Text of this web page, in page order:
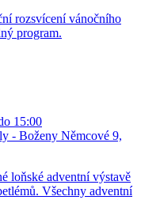
rozsvícení vánočního
program.
15:00
- Boženy Němcové 9,
loňské adventní výstavě
Všechny adventní